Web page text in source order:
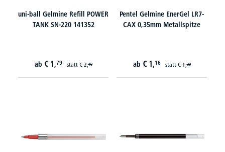
uni-ball Gelmine Refill POWER
TANK SN-220 141352
ab € 1,79 statt€ 2,19
Pentel Gelmine EnerGel LR7-
CAX 0,35mm Metallspitze
ab € 1,16 statt€ 1,39